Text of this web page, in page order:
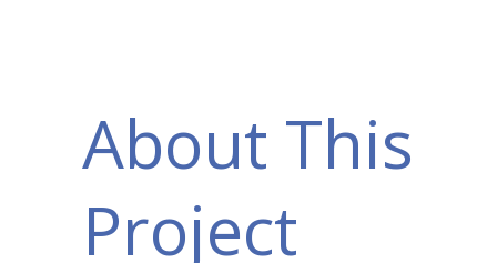
About This
Project